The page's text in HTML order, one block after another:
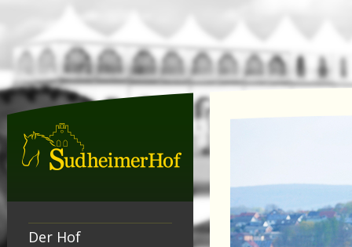
Der Hof